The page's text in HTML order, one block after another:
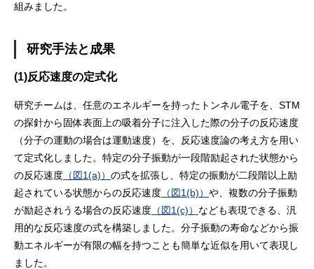
組みました。
研究手法と成果
(1)反応速度の定式化
研究チームは、任意のエネルギーを持ったトンネル電子を、STM
の探針から固体表面上の吸着分子に注入した際の分子の反応速度
（分子の運動の場合は運動速度）を、反応速度論の考え方を用い
て定式化しました。特定の分子振動が一段階励起された状態から
の反応速度 （図1(a)） の式を拡張し、特定の振動が二段階以上励
起されている状態からの反応速度 （図1(b)） や、複数の分子振動
が励起されうる場合の反応速度 （図1(c)） なども表現できる、汎
用的な反応速度の式を構築しました。分子振動の寿命などから振
動エネルギーが有限の幅を持つことも簡単な近似を用いて表現し
ました。